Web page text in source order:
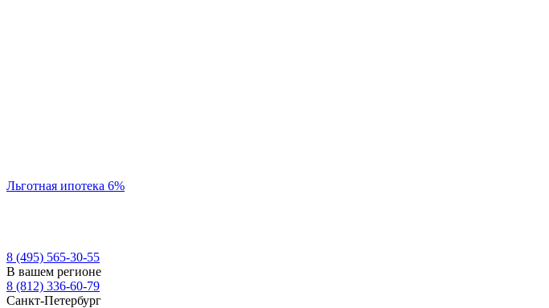
Льготная ипотека 6%
8 (495) 565-30-55
В вашем регионе
8 (812) 336-60-79
Санкт-Петербург